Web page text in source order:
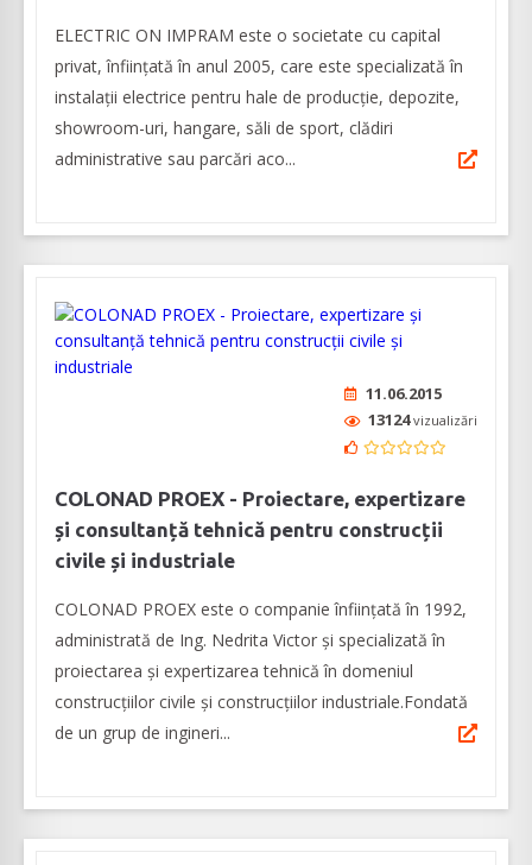
ELECTRIC ON IMPRAM este o societate cu capital
privat, înființată în anul 2005, care este specializată în
instalații electrice pentru hale de producție, depozite,
showroom-uri, hangare, săli de sport, clădiri
administrative sau parcări aco...
11.06.2015
13124vizualizări
COLONAD PROEX - Proiectare, expertizare
și consultanță tehnică pentru construcții
civile și industriale
COLONAD PROEX este o companie înființată în 1992,
administrată de Ing. Nedrita Victor și specializată în
proiectarea și expertizarea tehnică în domeniul
construcțiilor civile și construcțiilor industriale.Fondată
de un grup de ingineri...